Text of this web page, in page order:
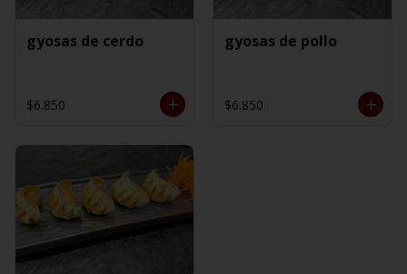
gyosas de cerdo
$6.850
gyosas de pollo
$6.850